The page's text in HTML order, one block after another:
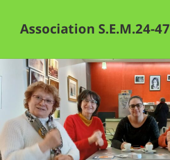
Association S.E.M.24-47